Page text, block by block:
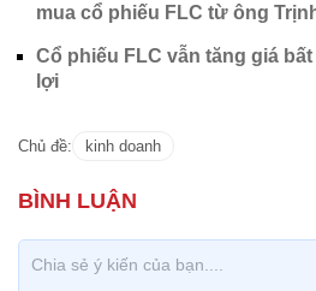
mua cổ phiếu FLC từ ông
Cổ phiếu FLC vẫn tăng giá
lợi
Chủ đề: kinh doanh